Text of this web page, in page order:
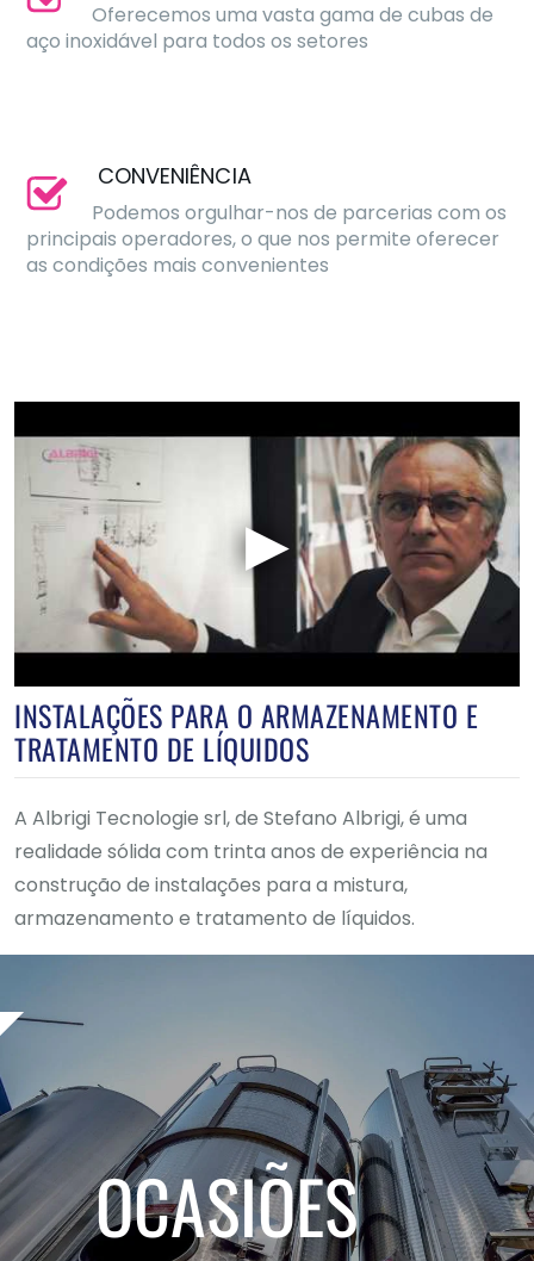
Oferecemos uma vasta gama de cubas de
aço inoxidável para todos os setores
CONVENIÊNCIA
Podemos orgulhar-nos de parcerias com os
principais operadores, o que nos permite oferecer
as condições mais convenientes
INSTALAÇÕES PARA O ARMAZENAMENTO E
TRATAMENTO DE LÍQUIDOS
A Albrigi Tecnologie srl, de Stefano Albrigi, é uma
realidade sólida com trinta anos de experiência na
construção de instalações para a mistura,
armazenamento e tratamento de líquidos.
OCASIÕES